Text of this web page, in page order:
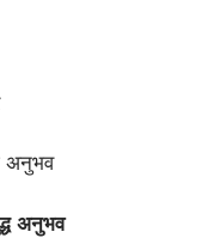
अनुभव
अनुभव